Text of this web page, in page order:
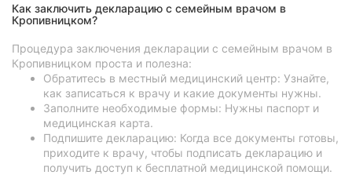
Как заключить декларацию с семейным врачом в
Кропивницком?
Процедура заключения декларации с семейным врачом в
Кропивницком проста и полезна:
Обратитесь в местный медицинский центр: Узнайте,
как записаться к врачу и какие документы нужны.
Заполните необходимые формы: Нужны паспорт и
медицинская карта.
Подпишите декларацию: Когда все документы готовы,
приходите к врачу, чтобы подписать декларацию и
получить доступ к бесплатной медицинской помощи.